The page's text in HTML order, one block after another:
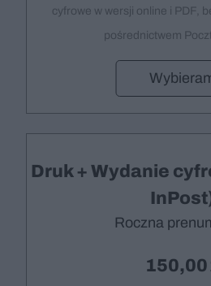
cyfrowe w wersji online i PDF,
pośrednictwem
Druk + Wydanie
Roczna
150,00